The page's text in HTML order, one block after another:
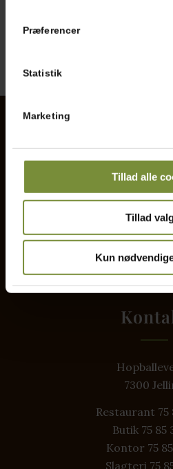
Præferencer
Statistik
Marketing
Tillad alle
Tillad
Kun
Kan jeg skrive en kommentar til min
Kontakt
7300
Restaurant 75
Butik 75 85
Kontor 75
Slagteri 75